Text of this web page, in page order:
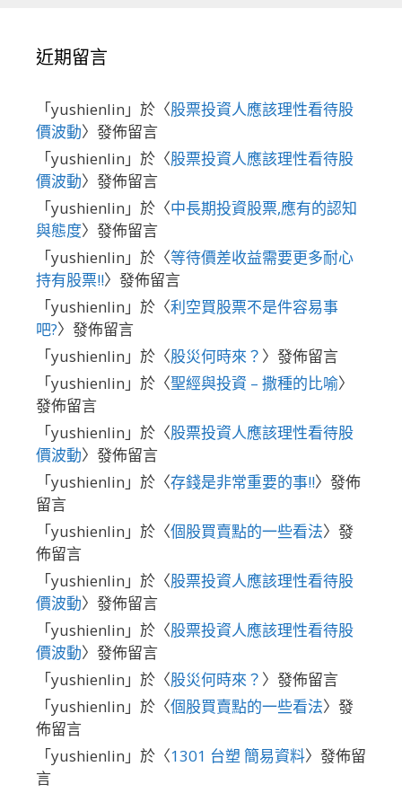
近期留言
「yushienlin 」於〈股票投資人應該理性看待股
價波動〉發佈留言
「yushienlin 」於〈股票投資人應該理性看待股
價波動〉發佈留言
「yushienlin 」於〈中長期投資股票,應有的認知
與態度〉發佈留言
「yushienlin 」於〈等待價差收益需要更多耐心
持有股票!!〉發佈留言
「yushienlin 」於〈利空買股票不是件容易事
吧?〉發佈留言
「yushienlin 」於〈股災何時來？ 〉發佈留言
「yushienlin 」於〈聖經與投資 – 撒種的比喻〉
發佈留言
「yushienlin 」於〈股票投資人應該理性看待股
價波動〉發佈留言
「yushienlin 」於〈存錢是非常重要的事!!〉發佈
留言
「yushienlin 」於〈個股買賣點的一些看法〉發
佈留言
「yushienlin 」於〈股票投資人應該理性看待股
價波動〉發佈留言
「yushienlin 」於〈股票投資人應該理性看待股
價波動〉發佈留言
「yushienlin 」於〈股災何時來？ 〉發佈留言
「yushienlin 」於〈個股買賣點的一些看法〉發
佈留言
「yushienlin 」於〈1301 台塑 簡易資料〉發佈留
言